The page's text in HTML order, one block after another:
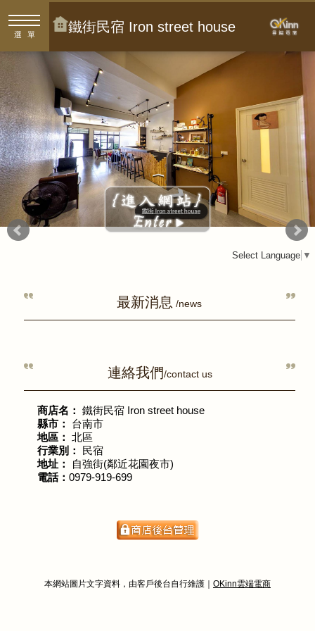
選單 鐵街民宿 Iron street house
Select Language ▼
最新消息 /news
連絡我們/contact us
商店名： 鐵街民宿 Iron street house
縣市：
台南市
地區： 北區
行業別：
民宿
地址：
自強街(鄰近花園夜市)
電話： 0979-919-699
本網站圖片文字資料，由客戶後台自行維護｜ OKinn雲端電商